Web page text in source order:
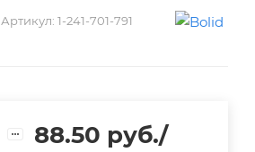
Артикул: 1-241-701-791
88.50 руб./